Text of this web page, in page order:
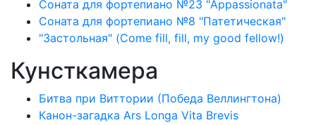
Соната для фортепиано №23 "Appassionata"
Соната для фортепиано №8 "Патетическая"
"Застольная" (Come fill, fill, my good fellow!)
Кунсткамера
Битва при Виттории (Победа Веллингтона)
Канон-загадка Ars Longa Vita Brevis